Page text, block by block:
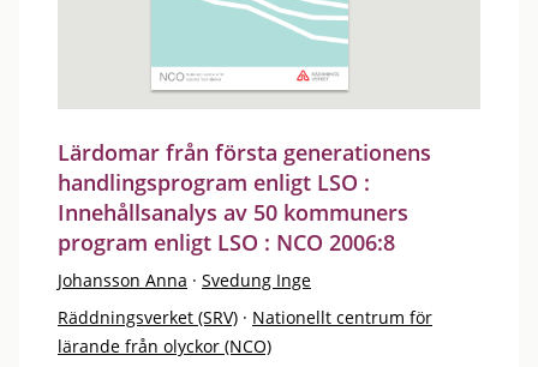
Lärdomar från första generationens
handlingsprogram enligt LSO :
Innehållsanalys av 50 kommuners
program enligt LSO : NCO 2006:8
Johansson Anna · Svedung Inge
Räddningsverket (SRV) · Nationellt centrum för
lärande från olyckor (NCO)